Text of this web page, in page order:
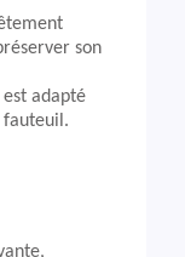
son
est adapté
fauteuil.